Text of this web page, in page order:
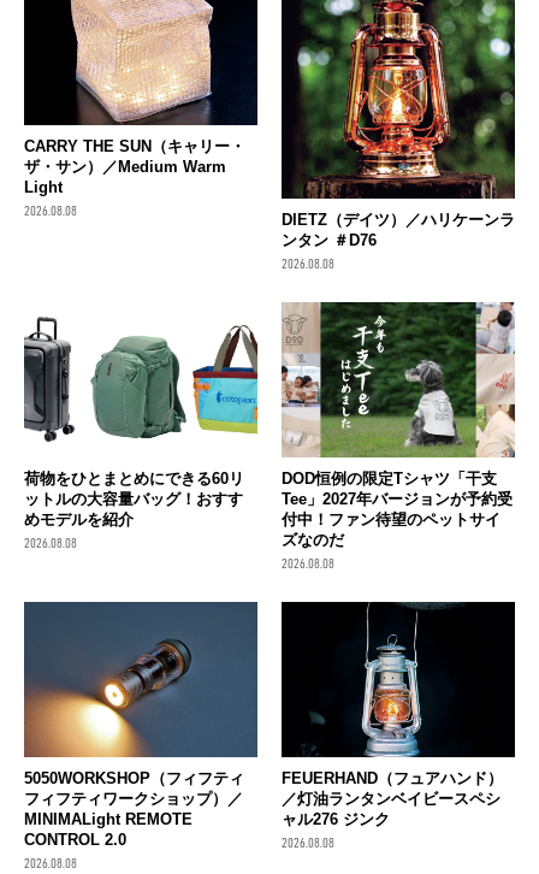
CARRY THE SUN（キャリー・
ザ・サン）／Medium Warm
Light
2026.08.08
DIETZ（デイツ）／ハリケーンラ
ンタン ＃D76
2026.08.08
荷物をひとまとめにできる60リ
ットルの大容量バッグ！おすす
めモデルを紹介
2026.08.08
DOD恒例の限定Tシャツ「干支
Tee」2027年バージョンが予約受
付中！ファン待望のペットサイ
ズなのだ
2026.08.08
5050WORKSHOP（フィフティ
フィフティワークショップ）／
MINIMALight REMOTE
CONTROL 2.0
2026.08.08
FEUERHAND（フュアハンド）
／灯油ランタンベイビースペシ
ャル276 ジンク
2026.08.08